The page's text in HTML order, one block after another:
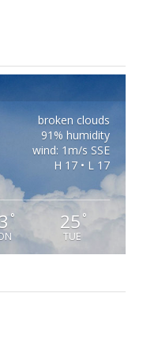
broken clouds
91% humidity
wind: 1m/s SSE
H 17 • L 17
° 25 °
TUE